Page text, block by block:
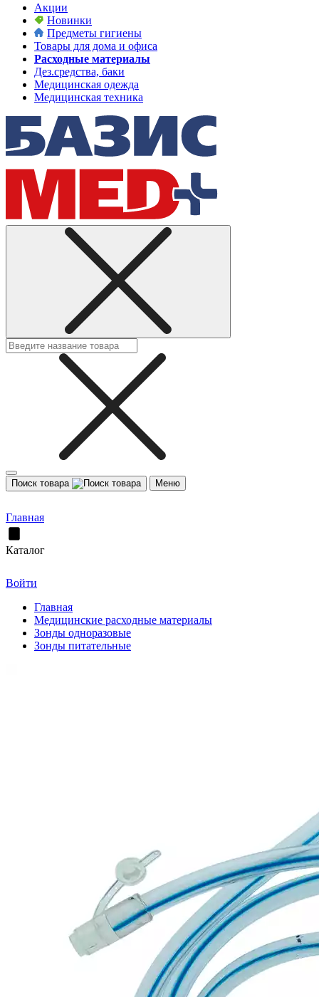
Акции
Новинки
Предметы гигиены
Товары для дома и офиса
Расходные материалы
Дез.средства, баки
Медицинская одежда
Медицинская техника
Поиск товара Меню
Главная
Каталог
Войти
Главная
Медицинские расходные материалы
Зонды одноразовые
Зонды питательные